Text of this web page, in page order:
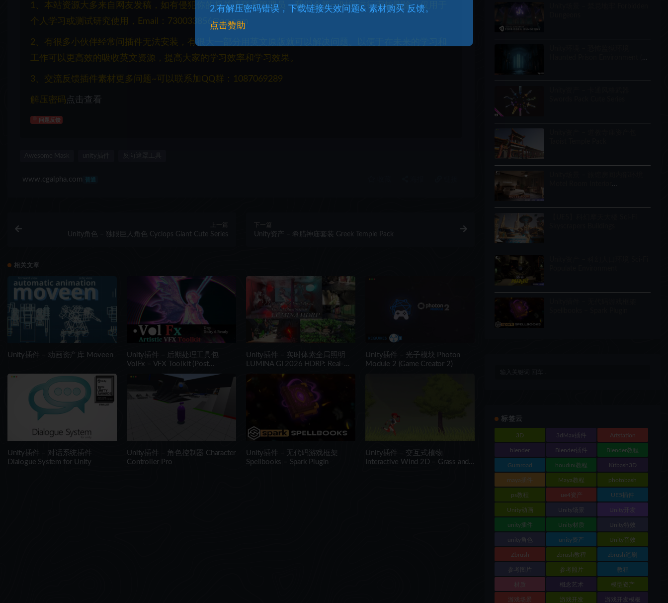
1、本站资源大多来自网友发稿，如有侵犯你的权益请联系管理员，我们会第一时间进行审核删除。仅用于
个人学习或测试研究使用，Email：730033856@qq.com
2、有很多小伙伴经常问插件无法安装，有很大一部分用英文原版就可以解决问题。以便于在未来的学习和
工作可以更高效的吸收英文资源，提高大家的学习效率和学习效果。
3、交流反馈插件素材更多问题~可以联系加QQ群：1087069289
解压密码 点击查看
问题反馈
www.cgalpha.com
上一篇
Unity角色 – 独眼巨人角色 Cyclops Giant Cute Series
下一篇
Unity资产 – 希腊神庙套装 Greek Temple Pack
相关文章
Unity插件 – 动画资产库 Moveen
Unity插件 – 后期处理工具包
VolFx – VFX Toolkit (Post
Processing, Timeline Tracks,
Shaders, Tools)
Unity插件 – 实时体素全局照明
LUMINA GI 2026 HDRP: Real-
Time Voxel Global Illumination
Unity插件 – 光子模块 Photon
Module 2 (Game Creator 2)
Unity插件 – 对话系统插件
Dialogue System for Unity
Unity插件 – 角色控制器 Character
Controller Pro
Unity插件 – 无代码游戏框架
Spellbooks – Spark Plugin
Unity插件 – 交互式植物
Interactive Wind 2D – Grass and
标签云
3D 3dMax插件 Artstation
blender Blender插件 Blender教程
Gumroad houdini教程 Kitbash3D
maya插件 Maya教程 photobash
ps教程 ue4资产 UE5插件
Unity动画 Unity场景 Unity开发
unity插件 Unity材质 Unity特效
unity角色 unity资产 Unity音效
Zbrush zbrush教程 zbrush笔刷
参考图片 参考照片 教程
概念艺术 模型资产
游戏场景 游戏开发 游戏开发模板
2.有解压密码错误，下载链接失效问题& 素材购买 反馈。
点击赞助